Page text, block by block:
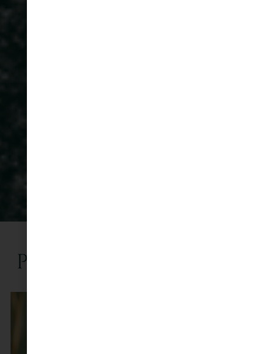
Programmation 2026